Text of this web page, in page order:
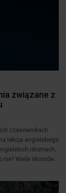
związane z
czasownikach
lekcja angielskiego
idiomach,
Wiele idiomów...